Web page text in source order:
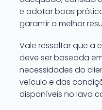
e adotar boas
garantir o melhor
Vale ressaltar que a
deve ser baseada
necessidades do
veículo e das
disponíveis no lava